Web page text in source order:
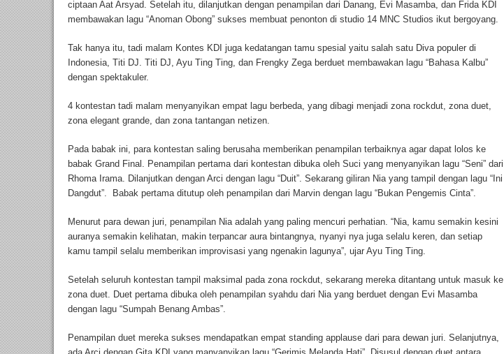
ciptaan Aat Arsyad. Setelah itu, dilanjutkan dengan penampilan dari Danang, Evi Masamba, dan Frida KDI
membawakan lagu “Anoman Obong” sukses membuat penonton di studio 14 MNC Studios ikut bergoyang.
Tak hanya itu, tadi malam Kontes KDI juga kedatangan tamu spesial yaitu salah satu Diva populer di
Indonesia, Titi DJ. Titi DJ, Ayu Ting Ting, dan Frengky Zega berduet membawakan lagu “Bahasa Kalbu”
dengan spektakuler.
4 kontestan tadi malam menyanyikan empat lagu berbeda, yang dibagi menjadi zona rockdut, zona duet,
zona elegant grande, dan zona tantangan netizen.
Pada babak ini, para kontestan saling berusaha memberikan penampilan terbaiknya agar dapat lolos ke
babak Grand Final. Penampilan pertama dari kontestan dibuka oleh Suci yang menyanyikan lagu “Seni” dari
Rhoma Irama. Dilanjutkan dengan Arci dengan lagu “Duit”. Sekarang giliran Nia yang tampil dengan lagu “Ini
Dangdut”. Babak pertama ditutup oleh penampilan dari Marvin dengan lagu “Bukan Pengemis Cinta”.
Menurut para dewan juri, penampilan Nia adalah yang paling mencuri perhatian. “Nia, kamu semakin kesini
auranya semakin kelihatan, makin terpancar aura bintangnya, nyanyi nya juga selalu keren, dan setiap
kamu tampil selalu memberikan improvisasi yang ngenakin lagunya”, ujar Ayu Ting Ting.
Setelah seluruh kontestan tampil maksimal pada zona rockdut, sekarang mereka ditantang untuk masuk ke
zona duet. Duet pertama dibuka oleh penampilan syahdu dari Nia yang berduet dengan Evi Masamba
dengan lagu “Sumpah Benang Ambas”.
Penampilan duet mereka sukses mendapatkan empat standing applause dari para dewan juri. Selanjutnya,